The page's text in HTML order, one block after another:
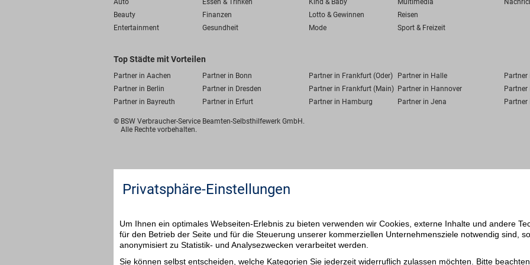
Auto Essen & Trinken Kind & Baby
Multimedia
Beauty
Finanzen Lotto & Gewinnen
Reisen
Entertainment
Gesundheit Mode Sport & Freizeit
Top Städte mit Vorteilen
Partner in Aachen Partner in Bonn Partner in Frankfurt (Oder) Partner in Halle
Partner
Partner in Berlin
Partner in Dresden Partner in Frankfurt (Main) Partner in Hannover
Partner
Partner in Bayreuth
Partner in Erfurt Partner in Hamburg Partner in Jena Partner
© BSW Verbraucher-Service Beamten-Selbsthilfewerk GmbH.
Alle Rechte vorbehalten.
Privatsphäre-Einstellungen
Um Ihnen ein optimales Webseiten-Erlebnis zu bieten verwenden wir Cookies, externe Inhalte und andere
für den Betrieb der Seite und für die Steuerung unserer kommerziellen Unternehmensziele notwendig sind,
anonymisiert zu Statistik- und Analysezwecken verarbeitet werden.
Sie können selbst entscheiden, welche Kategorien Sie jederzeit widerruflich zulassen möchten. Bitte